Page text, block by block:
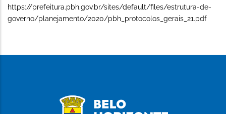
https://prefeitura.pbh.gov.br/sites/default/files/estrutura-de-
governo/planejamento/2020/pbh_protocolos_gerais_21.pdf